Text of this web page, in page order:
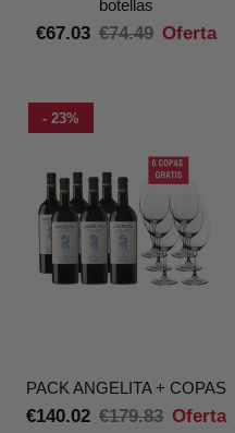
botellas
€67.03 €74.49 Oferta
- 23%
PACK ANGELITA + COPAS
€140.02 €179.83 Oferta